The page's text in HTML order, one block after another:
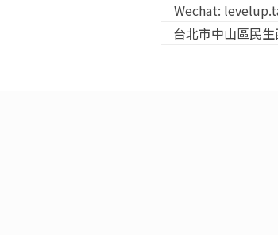
Wechat:
台北市中山區民